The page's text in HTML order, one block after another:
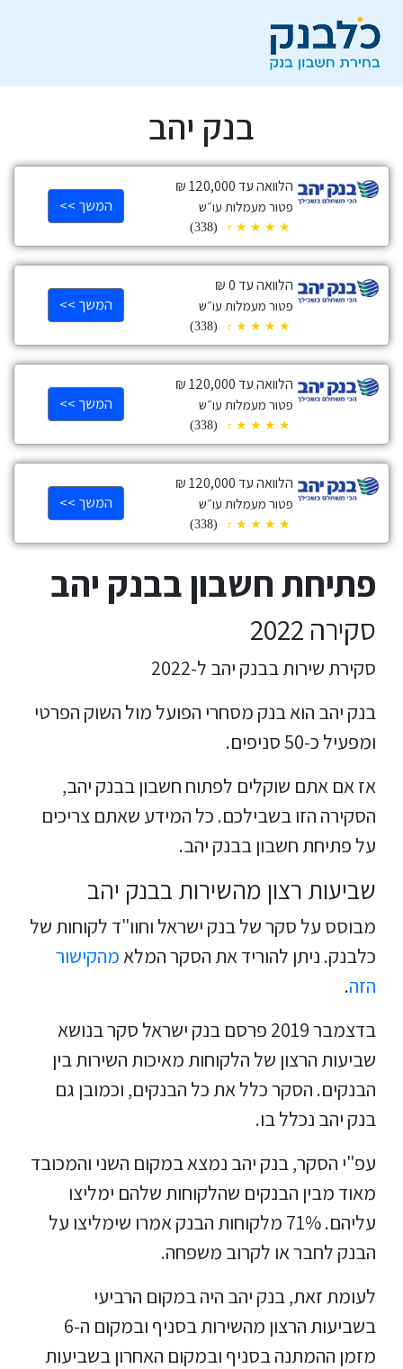
בנק יהב
הלוואה עד 120,000 ₪
פטור מעמלות עו״ש
(338)
המשך >>
הלוואה עד 0 ₪
פטור מעמלות עו״ש
(338)
המשך >>
הלוואה עד 120,000 ₪
פטור מעמלות עו״ש
(338)
המשך >>
הלוואה עד 120,000 ₪
פטור מעמלות עו״ש
(338)
המשך >>
פתיחת חשבון בבנק יהב
סקירה 2022
סקירת שירות בבנק יהב ל-2022
בנק יהב הוא בנק מסחרי הפועל מול השוק הפרטי
ומפעיל כ-50 סניפים.
אז אם אתם שוקלים לפתוח חשבון בבנק יהב,
הסקירה הזו בשבילכם. כל המידע שאתם צריכים
על פתיחת חשבון בבנק יהב.
שביעות רצון מהשירות בבנק יהב
מבוסס על סקר של בנק ישראל וחוו"ד לקוחות של
כלבנק. ניתן להוריד את הסקר המלאמהקישור
הזה.
בדצמבר 2019 פרסם בנק ישראל סקר בנושא
שביעות הרצון של הלקוחות מאיכות השירות בין
הבנקים. הסקר כלל את כל הבנקים, וכמובן גם
בנק יהב נכלל בו.
עפ"י הסקר, בנק יהב נמצא במקום השני והמכובד
מאוד מבין הבנקים שהלקוחות שלהם ימליצו
עליהם. 71% מלקוחות הבנק אמרו שימליצו על
הבנק לחבר או לקרוב משפחה.
לעומת זאת, בנק יהב היה במקום הרביעי
בשביעות הרצון מהשירות בסניף ובמקום ה-6
מזמן ההמתנה בסניף ובמקום האחרון בשביעות